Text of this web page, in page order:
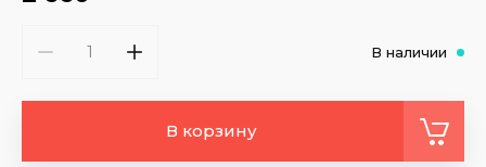
В наличии
В корзину